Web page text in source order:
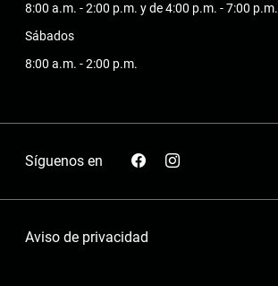
8:00 a.m. - 2:00 p.m. y de 4:00 p.m. - 7:00 p.m.
Sábados
8:00 a.m. - 2:00 p.m.
Síguenos en
Aviso de privacidad